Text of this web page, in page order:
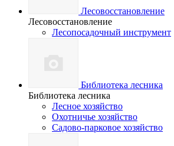
Лесовосстановление
Лесовосстановление
Лесопосадочный инструмент
Библиотека лесника
Библиотека лесника
Лесное хозяйство
Охотничье хозяйство
Садово-парковое хозяйство